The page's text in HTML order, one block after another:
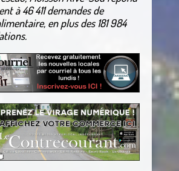
à 46 411 demandes de
en plus des 181 984